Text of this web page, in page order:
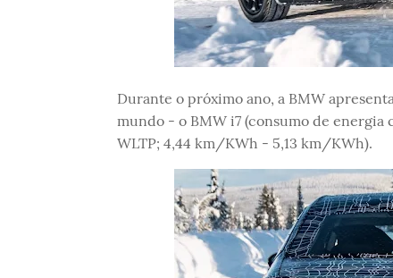
Durante o próximo ano, a BMW
mundo - o BMW i7 (consumo de
WLTP; 4,44 km/KWh - 5,13 km/KWh).